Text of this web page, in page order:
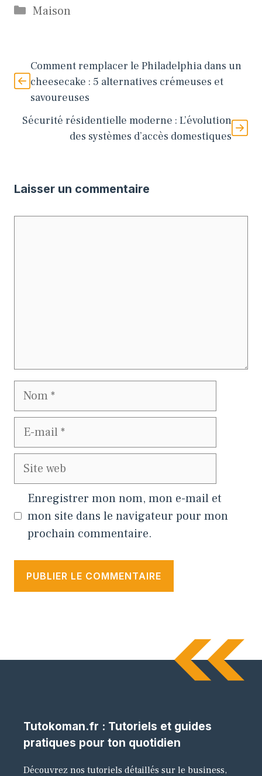
Catégories
Maison
Comment remplacer le Philadelphia dans un
cheesecake : 5 alternatives crémeuses et
savoureuses
Sécurité résidentielle moderne : L’évolution
des systèmes d’accès domestiques
Laisser un commentaire
Nom
E-
Site
Enregistrer mon nom, mon e-mail et
mon site dans le navigateur pour mon
prochain commentaire.
Tutokoman.fr : Tutoriels et guides
pratiques pour ton quotidien
Découvrez nos tutoriels détaillés sur le business,